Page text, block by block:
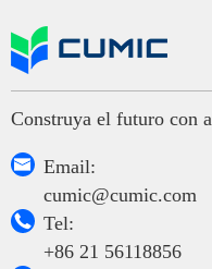
Construya el futuro con

Email:
cumic@cumic.com

Tel:
+86 21 56118856